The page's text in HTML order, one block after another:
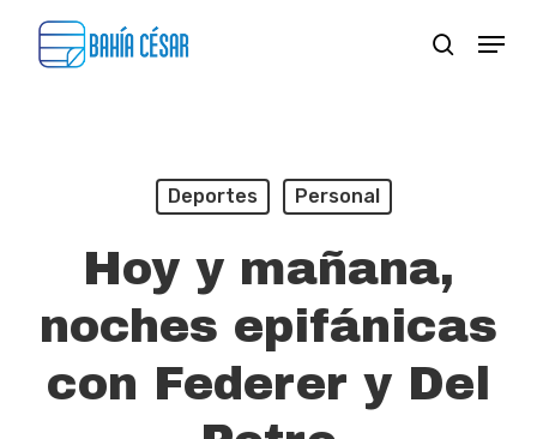
search
Menu
Deportes Personal
Hoy y mañana,
noches epifánicas
con Federer y Del